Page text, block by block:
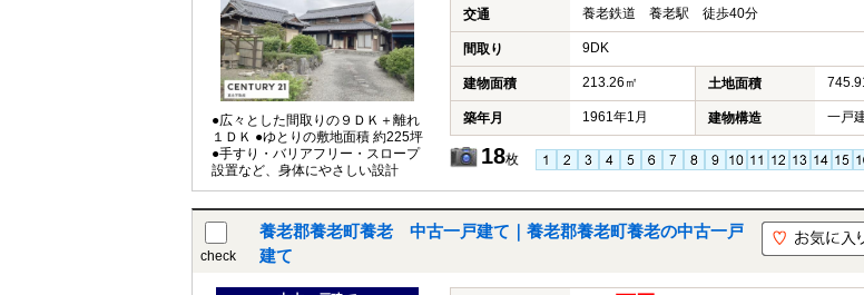
●広々とした間取りの９ＤＫ＋離れ
１ＤＫ ●ゆとりの敷地面積 約225坪
●手すり・バリアフリー・スロープ
設置など、身体にやさしい設計
交通 養老鉄道 養老駅 徒歩40分
間取り 9DK
建物面積 213.26㎡ 土地面積
築年月 1961年1月 建物構造 一戸
18枚
check
養老郡養老町養老 中古一戸建て｜養老郡養老町養老の中古一戸
建て